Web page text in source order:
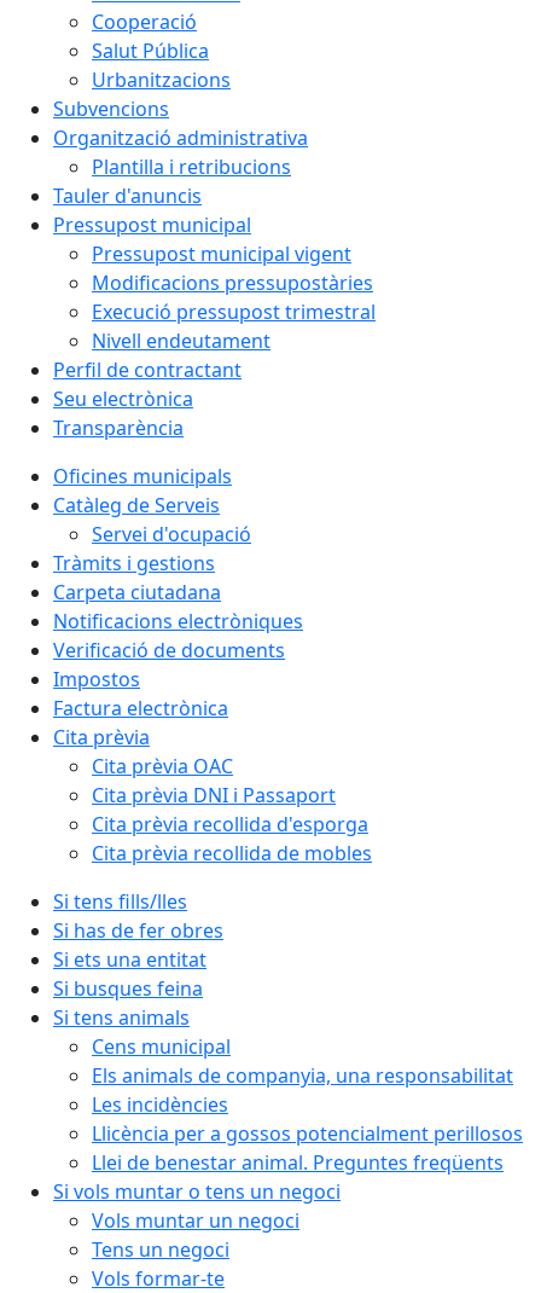
Cooperació
Salut Pública
Urbanitzacions
Subvencions
Organització administrativa
Plantilla i retribucions
Tauler d'anuncis
Pressupost municipal
Pressupost municipal vigent
Modificacions pressupostàries
Execució pressupost trimestral
Nivell endeutament
Perfil de contractant
Seu electrònica
Transparència
Oficines municipals
Catàleg de Serveis
Servei d'ocupació
Tràmits i gestions
Carpeta ciutadana
Notificacions electròniques
Verificació de documents
Impostos
Factura electrònica
Cita prèvia
Cita prèvia OAC
Cita prèvia DNI i Passaport
Cita prèvia recollida d'esporga
Cita prèvia recollida de mobles
Si tens fills/lles
Si has de fer obres
Si ets una entitat
Si busques feina
Si tens animals
Cens municipal
Els animals de companyia, una responsabilitat
Les incidències
Llicència per a gossos potencialment perillosos
Llei de benestar animal. Preguntes freqüents
Si vols muntar o tens un negoci
Vols muntar un negoci
Tens un negoci
Vols formar-te